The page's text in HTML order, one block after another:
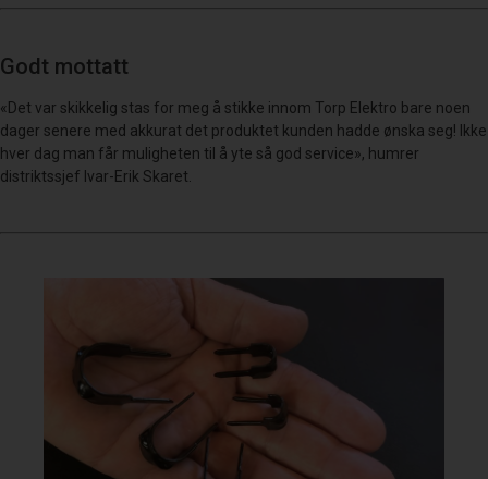
Godt mottatt
«Det var skikkelig stas for meg å stikke innom Torp Elektro bare noen
dager senere med akkurat det produktet kunden hadde ønska seg! Ikke
hver dag man får muligheten til å yte så god service», humrer
distriktssjef Ivar-Erik Skaret.